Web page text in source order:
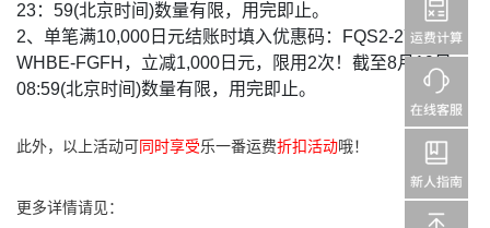
23：59(北京时间)数量有限，用完即止。
2、单笔满10,000日元结账时填入优惠码：FQS2-2YFC-
WHBE-FGFH，立减1,000日元，限用2次！截至8月19日
08:59(北京时间)数量有限，用完即止。
此外，以上活动可同时享受乐一番运费折扣活动哦！
更多详情请见：